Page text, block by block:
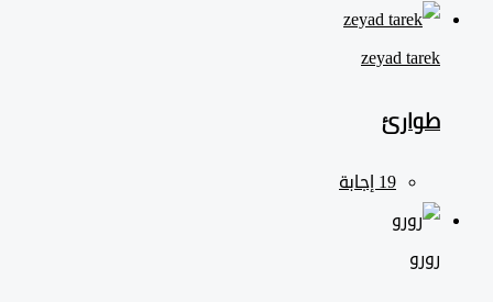
zeyad ‎tarek
طوارئ